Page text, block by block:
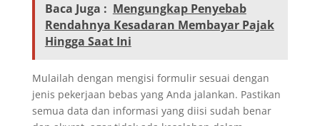
Baca Juga : Mengungkap Penyebab
Rendahnya Kesadaran Membayar Pajak
Hingga Saat Ini
Mulailah dengan mengisi formulir sesuai dengan
jenis pekerjaan bebas yang Anda jalankan. Pastikan
semua data dan informasi yang diisi sudah benar